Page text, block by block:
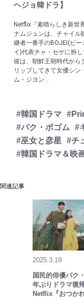
ヘジョ韓ドラ】
Netflix『素晴らしき新世
ナムジュンは、チャイル
継者一番手のBOJEI(ビー
イ)代表チャ・セゲに扮し
彼は、朝鮮王朝時代から
リップしてきて女優シン
ム・ジヨン...
#韓国ドラマ
#パク・ボゴム
#
#巫女と彦星
#チ
#韓国ドラマ＆映
関連記事
2025.3.19
国民的俳優パク
年ぶりドラマ復
Netflix『おつか